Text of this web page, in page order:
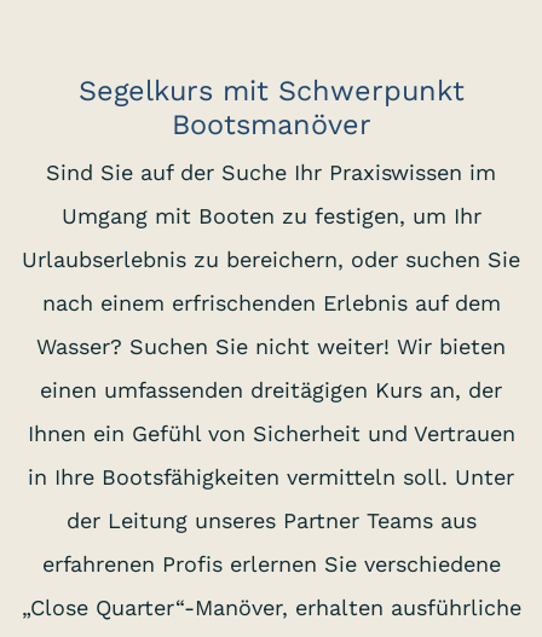
Segelkurs mit Schwerpunkt
Bootsmanöver
Sind Sie auf der Suche Ihr Praxiswissen im
Umgang mit Booten zu festigen, um Ihr
Urlaubserlebnis zu bereichern, oder suchen Sie
nach einem erfrischenden Erlebnis auf dem
Wasser? Suchen Sie nicht weiter! Wir bieten
einen umfassenden dreitägigen Kurs an, der
Ihnen ein Gefühl von Sicherheit und Vertrauen
in Ihre Bootsfähigkeiten vermitteln soll. Unter
der Leitung unseres Partner Teams aus
erfahrenen Profis erlernen Sie verschiedene
„Close Quarter“-Manöver, erhalten ausführliche